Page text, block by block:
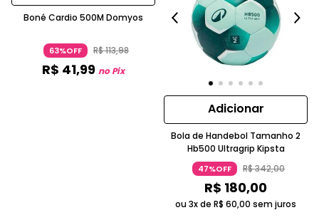
Boné Cardio 500M Domyos
63%OFF R$113,98
R$ 41,99 no Pix
Adicionar
Bola de Handebol Tamanho 2
Hb500 Ultragrip Kipsta
47%OFF R$342,00
R$ 180,00
ou 3x de R$ 60,00 sem juros